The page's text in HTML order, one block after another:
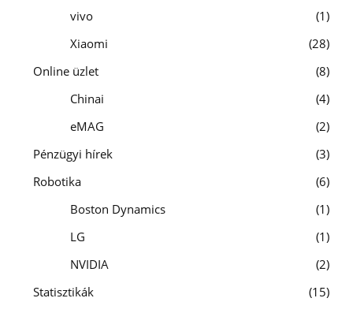
vivo
1
Xiaomi
28
Online üzlet
8
Chinai
4
eMAG
2
Pénzügyi hírek
3
Robotika
6
Boston Dynamics
1
LG
1
NVIDIA
2
Statisztikák
15